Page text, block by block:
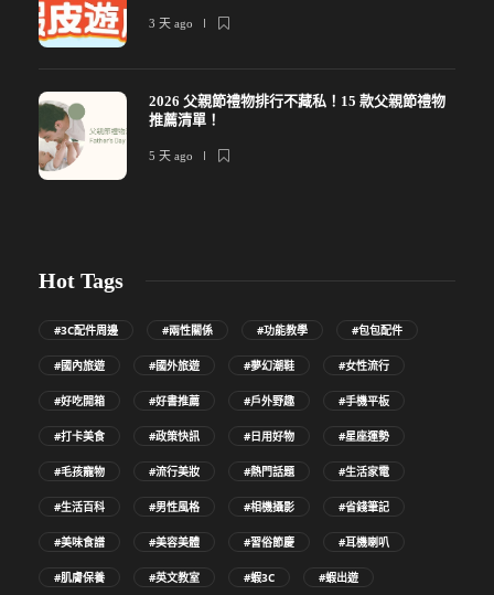
3 天 ago
2026 父親節禮物排行不藏私！15 款父親節禮物
推薦清單！
5 天 ago
Hot Tags
#3C配件周邊 #兩性關係 #功能教學 #包包配件
#國內旅遊 #國外旅遊 #夢幻潮鞋 #女性流行
#好吃開箱 #好書推薦 #戶外野趣 #手機平板
#打卡美食 #政策快訊 #日用好物 #星座運勢
#毛孩寵物 #流行美妝 #熱門話題 #生活家電
#生活百科 #男性風格 #相機攝影 #省錢筆記
#美味食譜 #美容美體 #習俗節慶 #耳機喇叭
#肌膚保養 #英文教室 #蝦3C #蝦出遊